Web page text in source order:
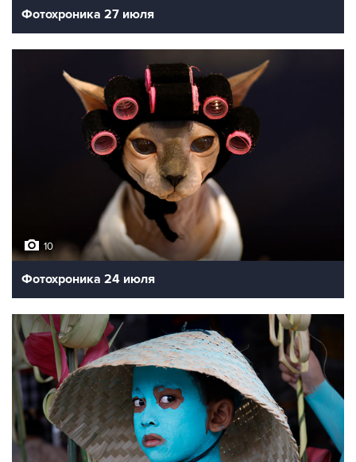
Фотохроника 27 июля
10
Фотохроника 24 июля